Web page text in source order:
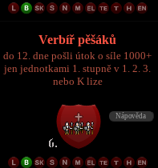
Verbíř pěšáků
do 12. dne pošli útok o síle 1000+
jen jednotkami 1. stupně v 1. 2. 3.
nebo K lize